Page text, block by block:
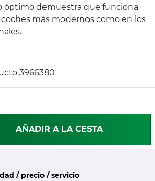
óptimo demuestra que funciona
más modernos como en los
3966380
AÑADIR A LA CESTA
/ precio / servicio